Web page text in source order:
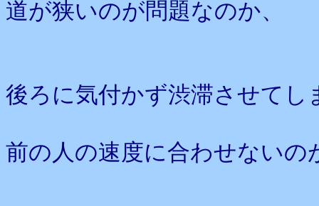
道が狭いのが問題なのか、
後ろに気付かず渋滞させてし
前の人の速度に合わせないの